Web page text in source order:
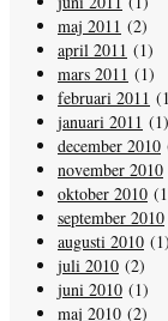
maj 2011 (2)
april 2011 (1)
mars 2011 (1)
februari 2011
januari 2011 (1)
december 2010
november 2010
oktober 2010
september 2010
augusti 2010 (1)
juli 2010 (2)
juni 2010 (1)
maj 2010 (2)